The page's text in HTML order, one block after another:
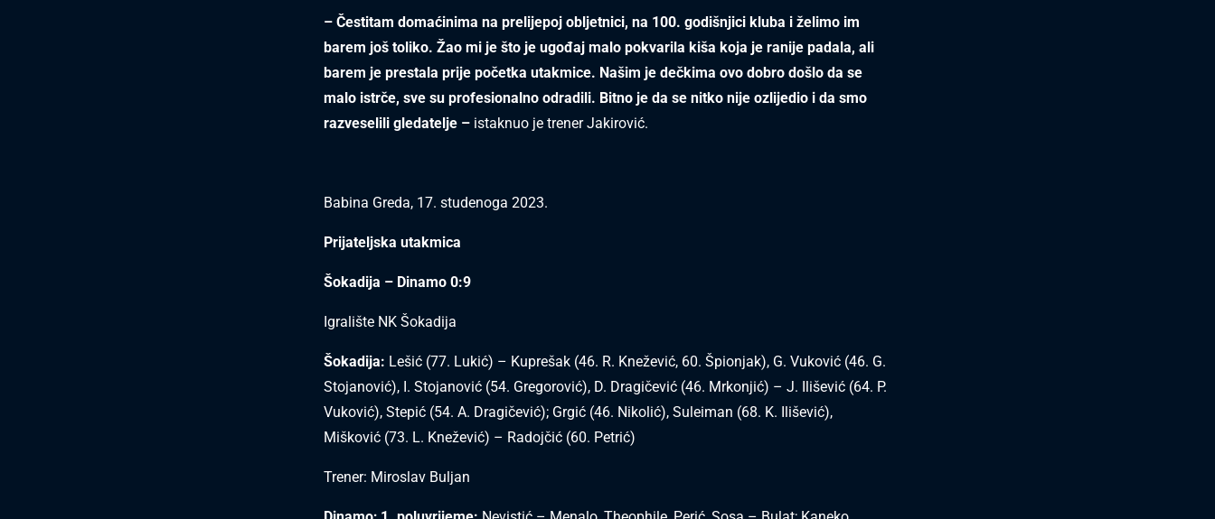
– Čestitam domaćinima na prelijepoj obljetnici, na 100. godišnjici kluba i želimo im
barem još toliko. Žao mi je što je ugođaj malo pokvarila kiša koja je ranije padala, ali
barem je prestala prije početka utakmice. Našim je dečkima ovo dobro došlo da se
malo istrče, sve su profesionalno odradili. Bitno je da se nitko nije ozlijedio i da smo
razveselili gledatelje – istaknuo je trener Jakirović.
Babina Greda, 17. studenoga 2023.
Prijateljska utakmica
Šokadija – Dinamo 0:9
Igralište NK Šokadija
Šokadija: Lešić (77. Lukić) – Kuprešak (46. R. Knežević, 60. Špionjak), G. Vuković (46. G.
Stojanović), I. Stojanović (54. Gregorović), D. Dragičević (46. Mrkonjić) – J. Ilišević (64. P.
Vuković), Stepić (54. A. Dragičević); Grgić (46. Nikolić), Suleiman (68. K. Ilišević),
Mišković (73. L. Knežević) – Radojčić (60. Petrić)
Trener: Miroslav Buljan